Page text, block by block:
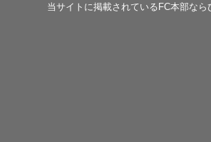
当サイトに掲載されているFC本部な